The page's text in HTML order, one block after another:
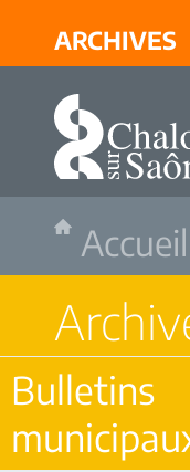
ARCHIVES
Accueil
Bulletins